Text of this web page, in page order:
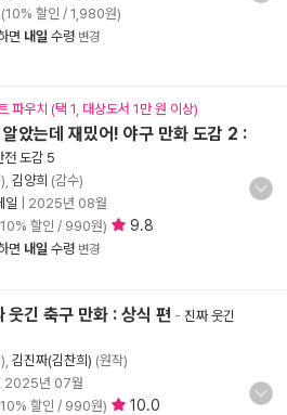
할인 / 1,980원)
면 내일 수령 변경
파우치 (택 1, 대상도서 1만 원 이상)
알았는데 재밌어! 야구 만화 도감 2 :
전 도감 5
김양희 (감수)
일
2025년 08월
할인 / 990원) 9.8
면 내일 수령 변경
웃긴 축구 만화 : 상식 편 - 진짜 웃긴
김진짜(김찬희) (원작)
2025년 07월
할인 / 990원) 10.0